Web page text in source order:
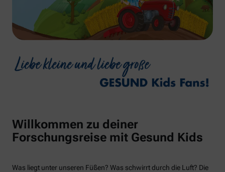
Willkommen zu deiner
Forschungsreise mit Gesund Kids
Was liegt unter unseren Füßen? Was schwirrt durch die Luft? Die